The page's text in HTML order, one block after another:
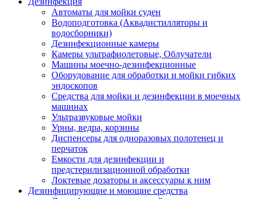
Автоматы для мойки суден
Водоподготовка (Аквадистилляторы и
водосборники)
Дезинфекционные камеры
Камеры ультрафиолетовые, Облучатели
Машины моечно-дезинфекционные
Оборудование для обработки и мойки гибких
эндоскопов
Средства для мойки и дезинфекции в моечных
машинах
Ультразвуковые мойки
Урны, ведра, корзины
Диспенсеры для одноразовых полотенец и
перчаток
Емкости для дезинфекции и
предстерилизационной обработки
Локтевые дозаторы и аксессуары к ним
Дезинфицирующие и моющие средства